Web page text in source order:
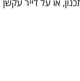
או על דייר עקשן